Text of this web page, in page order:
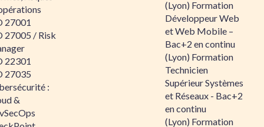
27001
27005 / Risk
22301
27035
:
&
(Lyon) Formation
Développeur Web
et Web Mobile –
Bac+2 en continu
(Lyon) Formation
Technicien
Supérieur Systèmes
et Réseaux - Bac+2
en continu
(Lyon) Formation